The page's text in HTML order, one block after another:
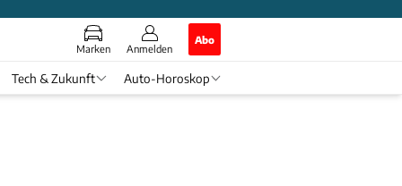
Marken Anmelden
Abo
Tech & Zukunft Auto-Horoskop